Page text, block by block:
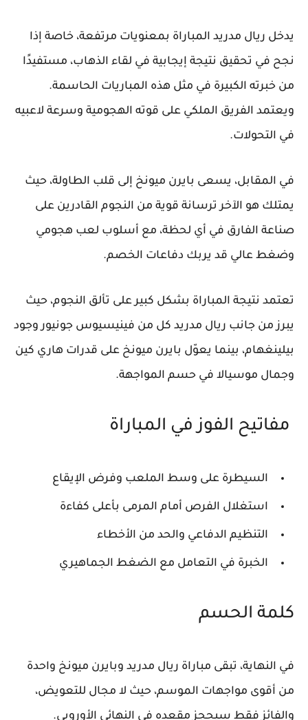
يدخل ريال مدريد المباراة بمعنويات مرتفعة، خاصة إذا
نجح في تحقيق نتيجة إيجابية في لقاء الذهاب، مستفيدًا
من خبرته الكبيرة في مثل هذه المباريات الحاسمة.
ويعتمد الفريق الملكي على قوته الهجومية وسرعة لاعبيه
في التحولات.
في المقابل، يسعى بايرن ميونخ إلى قلب الطاولة، حيث
يمتلك هو الآخر ترسانة قوية من النجوم القادرين على
صناعة الفارق في أي لحظة، مع أسلوب لعب هجومي
وضغط عالي قد يربك دفاعات الخصم.
تعتمد نتيجة المباراة بشكل كبير على تألق النجوم، حيث
يبرز من جانب ريال مدريد كل من فينيسيوس جونيوروجود
بيلينغهام، بينما يعوّل بايرن ميونخ على قدرات هاري كين
وجمال موسيالا في حسم المواجهة.
مفاتيح الفوز في المباراة
السيطرة على وسط الملعب وفرض الإيقاع
استغلال الفرص أمام المرمى بأعلى كفاءة
التنظيم الدفاعي والحد من الأخطاء
الخبرة في التعامل مع الضغط الجماهيري
كلمة الحسم
في النهاية، تبقى مباراة ريال مدريد وبايرن ميونخ واحدة
من أقوى مواجهات الموسم، حيث لا مجال للتعويض،
والفائز فقط سيحجز مقعده في النهائي الأوروبي.